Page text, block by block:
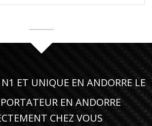
N1 ET UNIQUE EN ANDORRE LE
EN ANDORRE
CHEZ VOUS